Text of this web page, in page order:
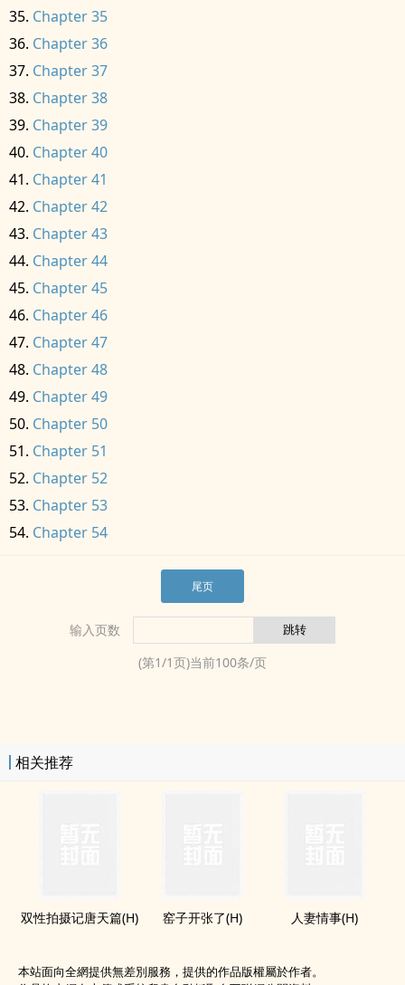
Chapter 35
Chapter 36
Chapter 37
Chapter 38
Chapter 39
Chapter 40
Chapter 41
Chapter 42
Chapter 43
Chapter 44
Chapter 45
Chapter 46
Chapter 47
Chapter 48
Chapter 49
Chapter 50
Chapter 51
Chapter 52
Chapter 53
Chapter 54
尾页
输入页数
(第1/1页)当前100条/页
相关推荐
双性拍摄记唐天篇(H) 窑子开张了(H) ​­​人​‎妻‍​­情事(H)
本站面向全網提供無差別服務，提供的作品版權屬於作者。